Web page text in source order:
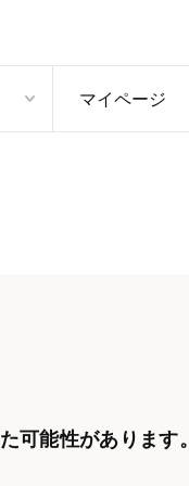
マイページ
可能性があります。